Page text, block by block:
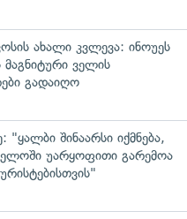
ახალი კვლევა: ინოუეს
მაგნიტური ველის
გადაიღო
"ყალბი შინაარსი იქმნება,
უარყოფითი გარემოა